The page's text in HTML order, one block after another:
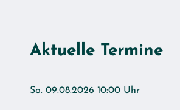
Aktuelle Termine
So. 09.08.2026 10:00 Uhr